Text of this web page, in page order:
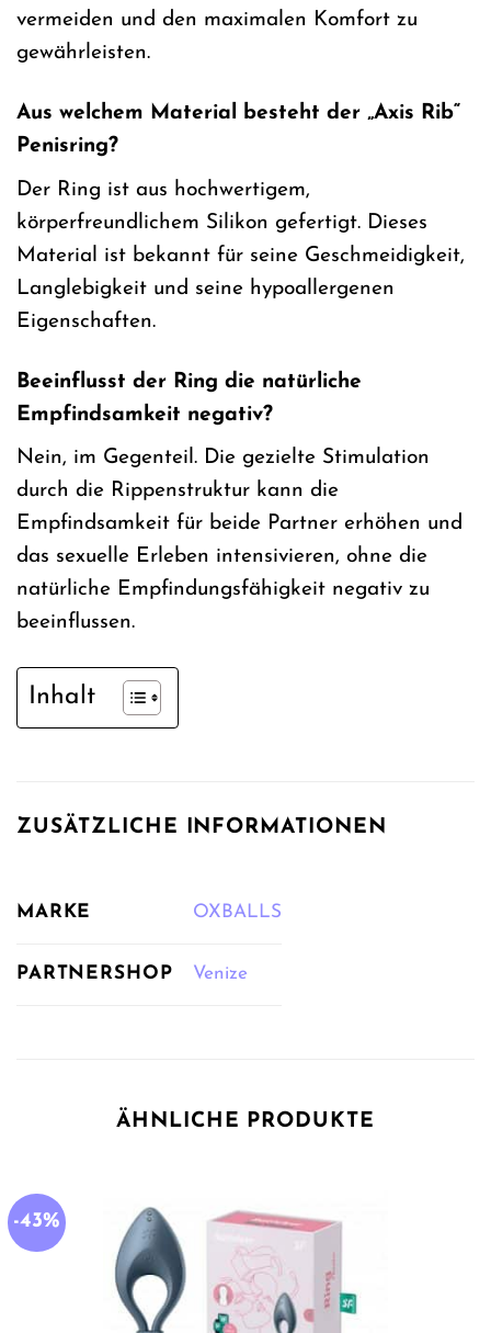
vermeiden und den maximalen Komfort zu
gewährleisten.
Aus welchem Material besteht der „Axis Rib“
Penisring?
Der Ring ist aus hochwertigem,
körperfreundlichem Silikon gefertigt. Dieses
Material ist bekannt für seine Geschmeidigkeit,
Langlebigkeit und seine hypoallergenen
Eigenschaften.
Beeinflusst der Ring die natürliche
Empfindsamkeit negativ?
Nein, im Gegenteil. Die gezielte Stimulation
durch die Rippenstruktur kann die
Empfindsamkeit für beide Partner erhöhen und
das sexuelle Erleben intensivieren, ohne die
natürliche Empfindungsfähigkeit negativ zu
beeinflussen.
Inhalt
ZUSÄTZLICHE INFORMATIONEN
MARKE OXBALLS
PARTNERSHOP Venize
ÄHNLICHE PRODUKTE
-43%